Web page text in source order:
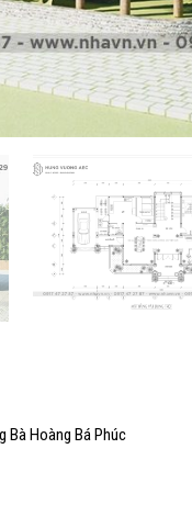
Bà Hoàng Bá Phúc